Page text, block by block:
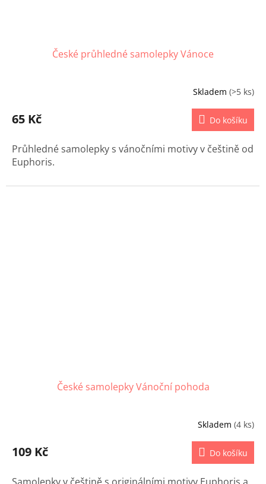
České průhledné samolepky Vánoce
Skladem (>5 ks)
65 Kč Do košíku
Průhledné samolepky s vánočními motivy v češtině od
Euphoris.
České samolepky Vánoční pohoda
Skladem (4 ks)
109 Kč Do košíku